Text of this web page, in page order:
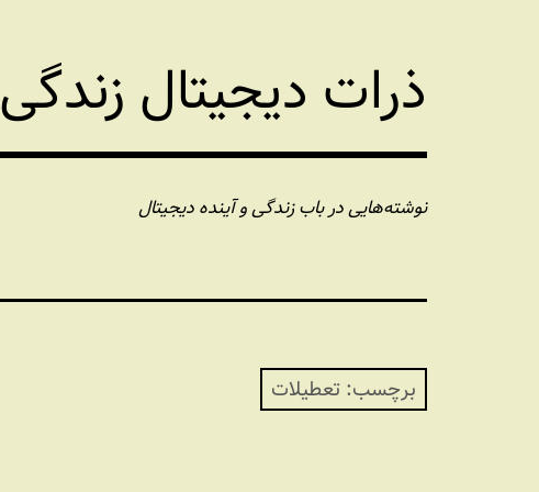
ذرات دیجیتال زندگی
نوشته‌هایی در باب زندگی و آینده دیجیتال
برچسب:تعطیلات